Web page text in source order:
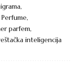
parfem
inteligencija